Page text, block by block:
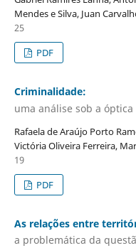
Mendes e Silva, Juan
25
PDF
Criminalidade:
uma análise sob a óptica
Rafaela de Araújo Porto
Victória Oliveira Ferreira,
19
PDF
As relações entre
a problemática da